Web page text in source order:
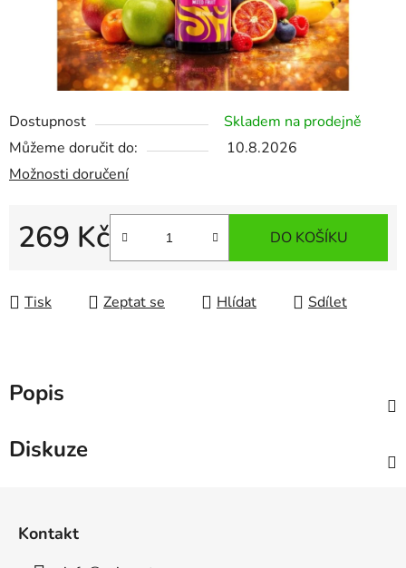
Dostupnost
Skladem na prodejně
Můžeme doručit do:
10.8.2026
Možnosti doručení
269 Kč DO KOŠÍKU
Tisk Zeptat se Hlídat Sdílet
Popis
Diskuze
Kontakt